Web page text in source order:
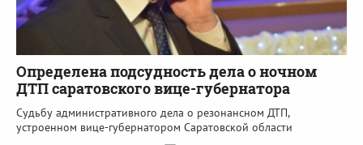
Определена подсудность дела о ночном
ДТП саратовского вице-губернатора
Судьбу административного дела о резонансном ДТП,
устроенном вице-губернатором Саратовской области